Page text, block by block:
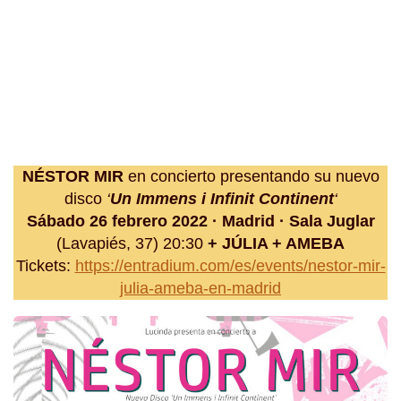
NÉSTOR MIR en concierto presentando su nuevo
disco ‘Un Immens i Infinit Continent‘
Sábado 26 febrero 2022 · Madrid · Sala Juglar
(Lavapiés, 37) 20:30 + JÚLIA + AMEBA
Tickets: https://entradium.com/es/events/nestor-mir-
julia-ameba-en-madrid